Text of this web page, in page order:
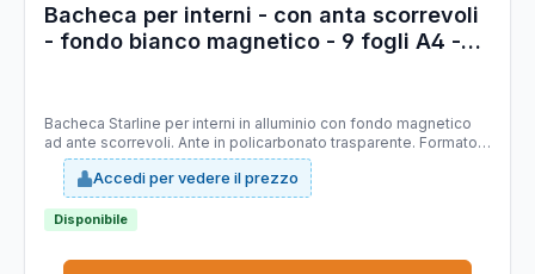
Bacheca per interni - con anta scorrevoli
- fondo bianco magnetico - 9 fogli A4 -
Bacheca Starline per interni in alluminio con fondo magnetico
ad ante scorrevoli. Ante in policarbonato trasparente. Formato:
9xA4 ORIZZONTALE Formato esterno: 1000x700x45mm.
Accedi per vedere il prezzo
Disponibile